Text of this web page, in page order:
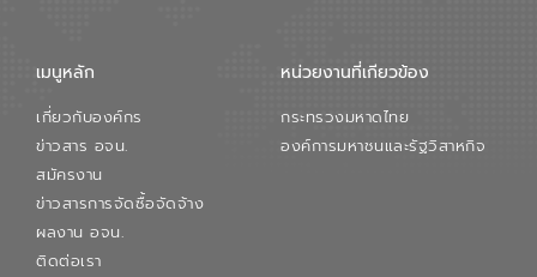
เมนูหลัก
เกี่ยวกับองค์กร
ข่าวสาร อจน.
สมัครงาน
ข่าวสารการจัดซื้อจัดจ้าง
ผลงาน อจน.
ติดต่อเรา
หน่วยงานที่เกียวข้อง
กระทรวงมหาดไทย
องค์การมหาชนและรัฐวิสาหกิจ